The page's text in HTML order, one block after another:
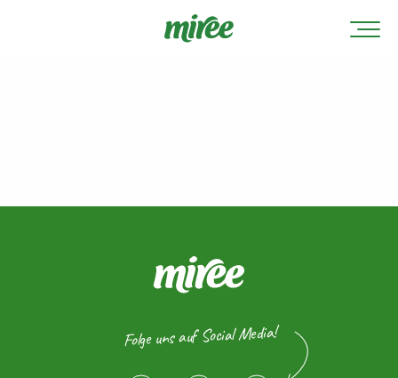
Folge uns auf Social Media!